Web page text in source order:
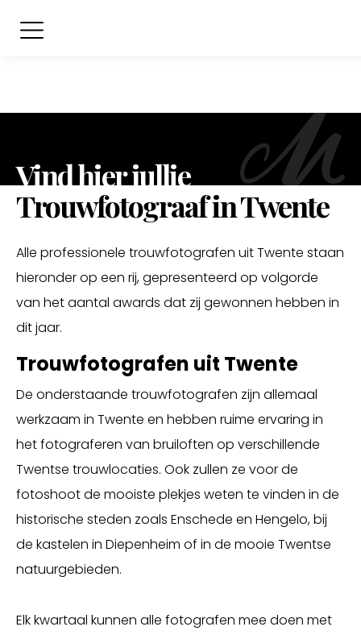
Vind hier jullie
Trouwfotograaf in Twente
Alle professionele trouwfotografen uit Twente staan
hieronder op een rij, gepresenteerd op volgorde
van het aantal awards dat zij gewonnen hebben in
dit jaar.
Trouwfotografen uit Twente
De onderstaande trouwfotografen zijn allemaal
werkzaam in Twente en hebben ruime ervaring in
het fotograferen van bruiloften op verschillende
Twentse trouwlocaties. Ook zullen ze voor de
fotoshoot de mooiste plekjes weten te vinden in de
historische steden zoals Enschede en Hengelo, bij
de kastelen in Diepenheim of in de mooie Twentse
natuurgebieden.
Elk kwartaal kunnen alle fotografen mee doen met